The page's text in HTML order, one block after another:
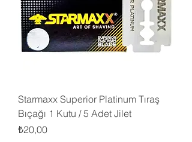
Starmaxx Superior Platinum Tıraş
Bıçağı 1 Kutu / 5 Adet Jilet
Fiyat
₺20,00